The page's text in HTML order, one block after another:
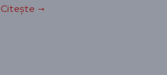
Citește